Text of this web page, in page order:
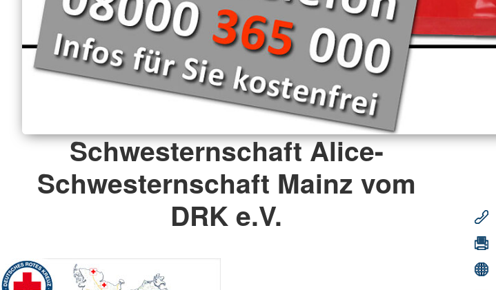
Schwesternschaft Alice-
Schwesternschaft Mainz vom
DRK e.V.